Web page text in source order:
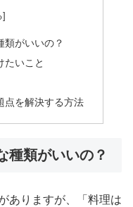
類がいいの？
たいこと
点を解決する方法
種類がいいの？
ありますが、「料理は